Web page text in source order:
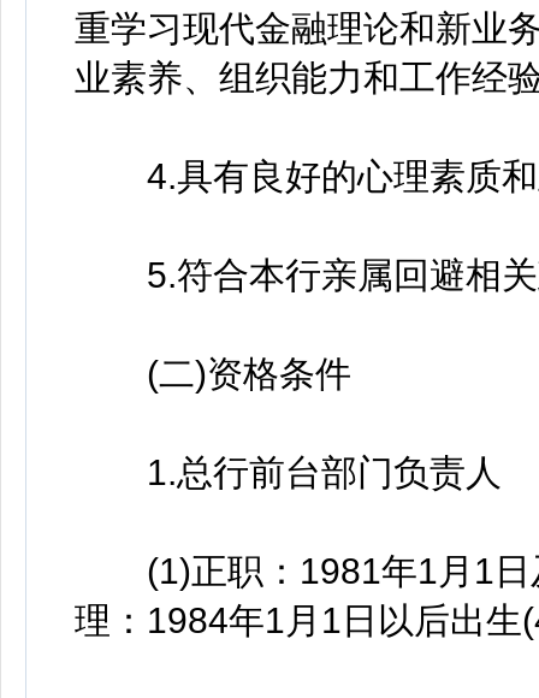
重学习现代金融理论和新业
业素养、组织能力和工作经
4.具有良好的心理素质和
5.符合本行亲属回避相关
(二)资格条件
1.总行前台部门负责人
(1)正职：1981年1月1日
理：1984年1月1日以后出生